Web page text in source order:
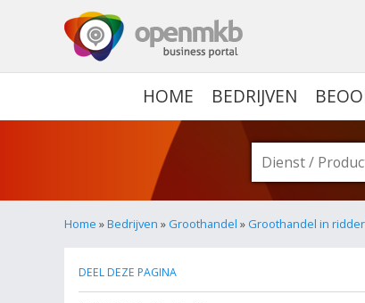
HOME BEDRIJVEN
Home »Bedrijven » Groothandel » Groothandel in
DEEL DEZE PAGINA